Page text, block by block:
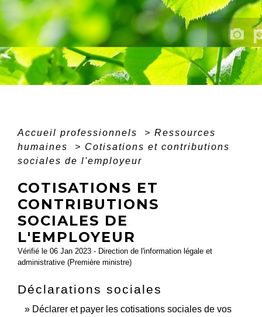
Accueil professionnels > Ressources
humaines
> Cotisations et contributions
sociales de l'employeur
COTISATIONS ET
CONTRIBUTIONS
SOCIALES DE
L'EMPLOYEUR
Vérifié le 06 Jan 2023 - Direction de l'information légale et
administrative (Première ministre)
Déclarations sociales
Déclarer et payer les cotisations sociales de vos